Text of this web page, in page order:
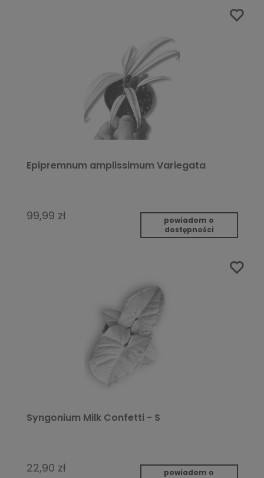
Epipremnum amplissimum Variegata
99,99 zł
powiadom o
dostępności
Syngonium Milk Confetti - S
22,90 zł
powiadom o